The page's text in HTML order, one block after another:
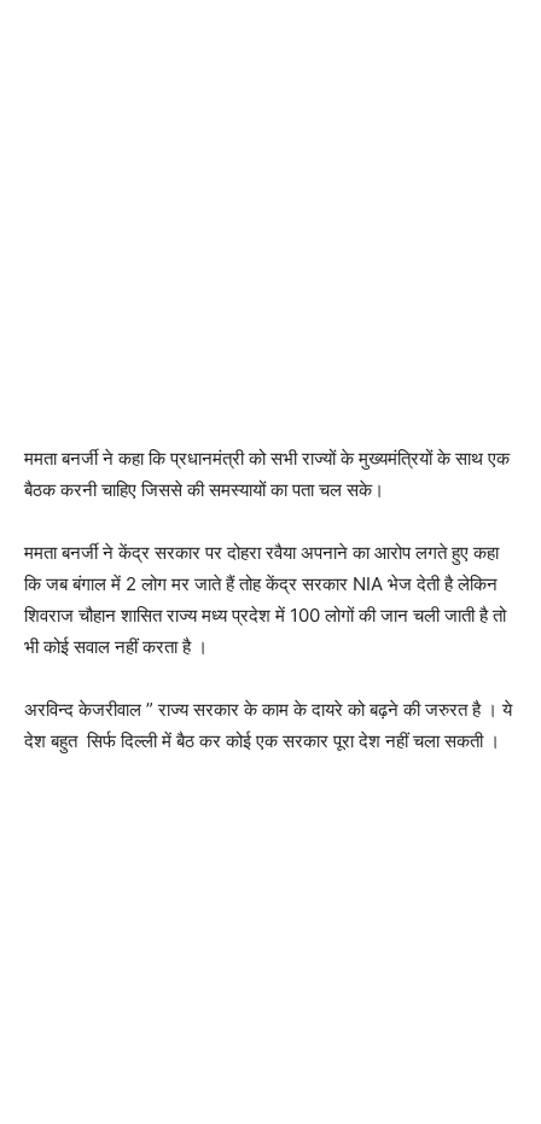
ममता बनर्जी ने कहा कि प्रधानमंत्री को सभी राज्यों के मुख्यमंत्रियों के साथ एक
बैठक करनी चाहिए जिससे की समस्यायों का पता चल सके।
ममता बनर्जी ने केंद्र सरकार पर दोहरा रवैया अपनाने का आरोप लगते हुए कहा
कि जब बंगाल में 2 लोग मर जाते हैं तोह केंद्र सरकार NIA भेज देती है लेकिन
शिवराज चौहान शासित राज्य मध्य प्रदेश में 100 लोगों की जान चली जाती है तो
भी कोई सवाल नहीं करता है ।
अरविन्द केजरीवाल ” राज्य सरकार के काम के दायरे को बढ़ने की जरुरत है । ये
देश बहुत सिर्फ दिल्ली में बैठ कर कोई एक सरकार पूरा देश नहीं चला सकती ।